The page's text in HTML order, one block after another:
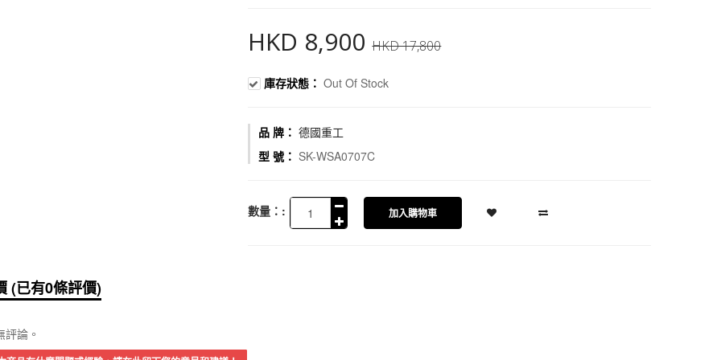
HKD 8,900HKD 17,800
庫存狀態： Out Of Stock
品 牌： 德國重工
型 號： SK-WSA0707C
數量：: 加入購物車
(已有0條評價)
評論。